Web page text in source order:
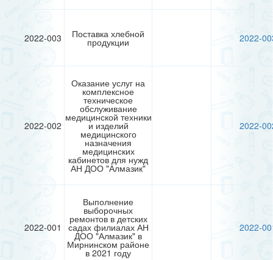
2022-003 Поставка хлебной
продукции 2022-
2022-002
Оказание услуг на
комплексное
техническое
обслуживание
медицинской техники
и изделий
медицинского
назначения
медицинских
кабинетов для нужд
АН ДОО "Алмазик"
2022-
2022-001
Выполнение
выборочных
ремонтов в детских
садах филиалах АН
ДОО "Алмазик" в
Мирнинском районе
в 2021 году
2022-